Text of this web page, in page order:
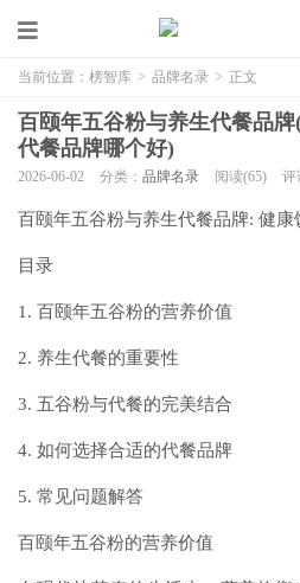
当前位置： 榜智库 > 品牌名录 > 正文
百颐年五谷粉与养生代餐品
代餐品牌哪个好)
2026-06-02 分类： 品牌名录 阅读(65) 评
百颐年五谷粉与养生代餐品牌: 健
目录
1. 百颐年五谷粉的营养价值
2. 养生代餐的重要性
3. 五谷粉与代餐的完美结合
4. 如何选择合适的代餐品牌
5. 常见问题解答
百颐年五谷粉的营养价值